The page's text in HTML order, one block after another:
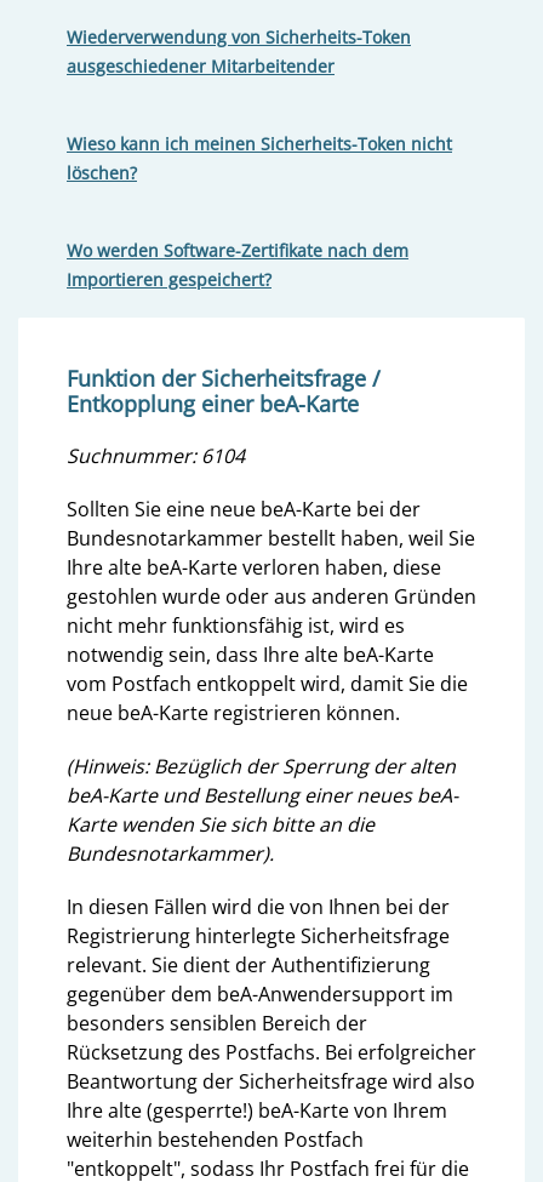
Wiederverwendung von Sicherheits-Token
ausgeschiedener Mitarbeitender
Wieso kann ich meinen Sicherheits-Token nicht
löschen?
Wo werden Software-Zertifikate nach dem
Importieren gespeichert?
Funktion der Sicherheitsfrage /
Entkopplung einer beA-Karte
Suchnummer: 6104
Sollten Sie eine neue beA-Karte bei der
Bundesnotarkammer bestellt haben, weil Sie
Ihre alte beA-Karte verloren haben, diese
gestohlen wurde oder aus anderen Gründen
nicht mehr funktionsfähig ist, wird es
notwendig sein, dass Ihre alte beA-Karte
vom Postfach entkoppelt wird, damit Sie die
neue beA-Karte registrieren können.
(Hinweis: Bezüglich der Sperrung der alten
beA-Karte und Bestellung einer neues beA-
Karte wenden Sie sich bitte an die
Bundesnotarkammer).
In diesen Fällen wird die von Ihnen bei der
Registrierung hinterlegte Sicherheitsfrage
relevant. Sie dient der Authentifizierung
gegenüber dem beA-Anwendersupport im
besonders sensiblen Bereich der
Rücksetzung des Postfachs. Bei erfolgreicher
Beantwortung der Sicherheitsfrage wird also
Ihre alte (gesperrte!) beA-Karte von Ihrem
weiterhin bestehenden Postfach
"entkoppelt", sodass Ihr Postfach frei für die